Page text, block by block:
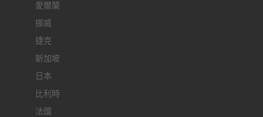
愛爾蘭
挪威
捷克
新加坡
日本
比利時
法國